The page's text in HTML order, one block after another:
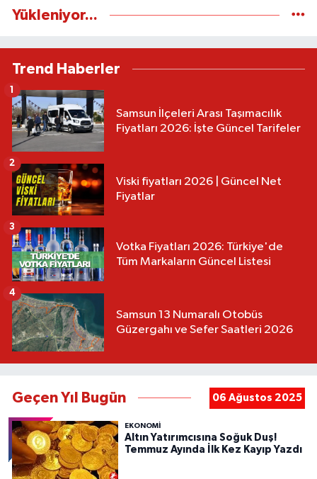
Yükleniyor...
Trend Haberler
Samsun İlçeleri Arası Taşımacılık
Fiyatları 2026: İşte Güncel Tarifeler
1
Viski fiyatları 2026 | Güncel Net
Fiyatlar
2
Votka Fiyatları 2026: Türkiye'de
Tüm Markaların Güncel Listesi
3
Samsun 13 Numaralı Otobüs
Güzergahı ve Sefer Saatleri 2026
4
Geçen Yıl Bugün 06 Ağustos 2025
EKONOMİ
Altın Yatırımcısına Soğuk Duş!
Temmuz Ayında İlk Kez Kayıp Yazdı